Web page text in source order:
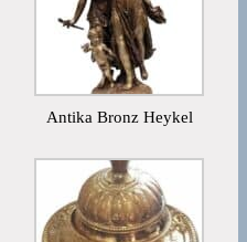
Antika Bronz Heykel